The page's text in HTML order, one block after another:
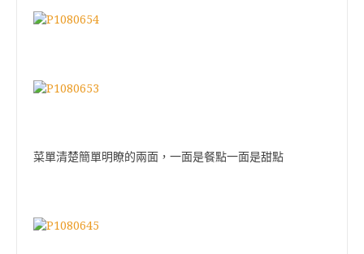
菜單清楚簡單明瞭的兩面，一面是餐點一面是甜點